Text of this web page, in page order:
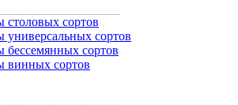
сортов
сортов
сортов
винных сортов